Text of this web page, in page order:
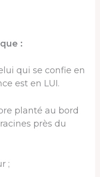
:
qui se confie en
est en LUI.
planté au bord
près du
;